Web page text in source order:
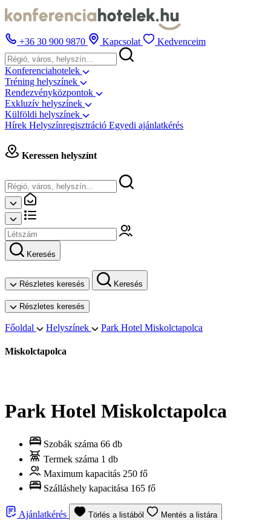
+36 30 900 9870 Kapcsolat Kedvenceim
Konferenciahotelek
Tréning helyszínek
Rendezvényközpontok
Exkluzív helyszínek
Külföldi helyszínek
Hírek Helyszínregisztráció Egyedi ajánlatkérés
Keressen helyszínt
Keresés
Részletes keresés Keresés
Részletes keresés
Főoldal Helyszínek Park Hotel Miskolctapolca
Miskolctapolca
Park Hotel Miskolctapolca
Szobák száma 66 db
Termek száma 1 db
Maximum kapacitás 250 fő
Szálláshely kapacitása 165 fő
Ajánlatkérés Törlés a listából Mentés a listára